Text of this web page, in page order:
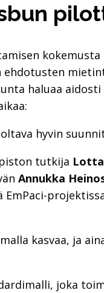
haluaa
hyvin
tutkija
Annukka
EmPaci-
kasvaa, ja
joka